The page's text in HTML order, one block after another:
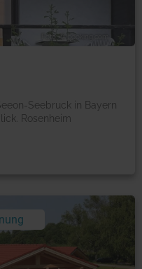
Foto: © booking.com
Seebruck in Bayern
Rosenheim